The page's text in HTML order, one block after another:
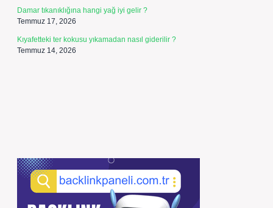
Damar tıkanıklığına hangi yağ iyi gelir ?
Temmuz 17, 2026
Kıyafetteki ter kokusu yıkamadan nasıl giderilir ?
Temmuz 14, 2026